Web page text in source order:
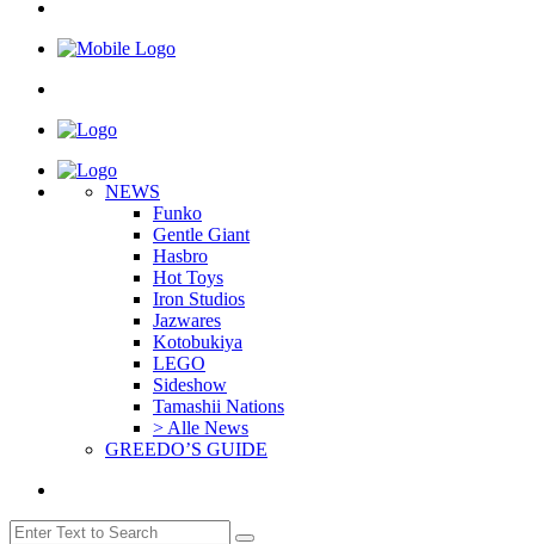
NEWS
Funko
Gentle Giant
Hasbro
Hot Toys
Iron Studios
Jazwares
Kotobukiya
LEGO
Sideshow
Tamashii Nations
> Alle News
GREEDO’S GUIDE